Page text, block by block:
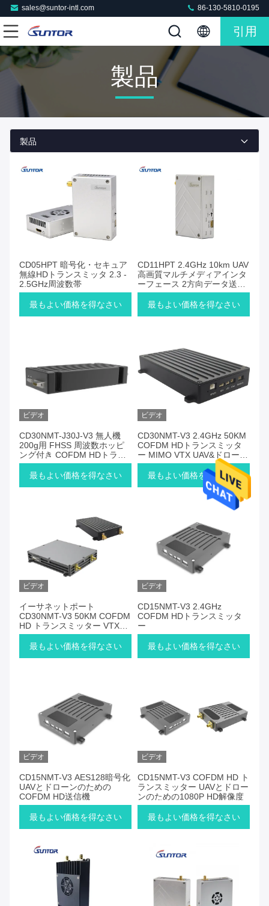
sales@suntor-intl.com 86-130-5810-0195
引用
製品
製品
CD05HPT 暗号化・セキュア
無線HDトランスミッタ 2.3 -
2.5GHz周波数帯
最もよい価格を得なさい
CD11HPT 2.4GHz 10km UAV
高画質マルチメディアインタ
ーフェース 2方向データ送信
を持つ無線トランスミッター
最もよい価格を得なさい
ビデオ
CD30NMT-J30J-V3 無人機
200g用 FHSS 周波数ホッピ
ング付き COFDM HDトラン
スミッター
最もよい価格を得なさい
ビデオ
CD30NMT-V3 2.4GHz 50KM
COFDM HDトランスミッタ
ー MIMO VTX UAV&ドローン
用
最もよい価格を得なさい
ビデオ
イーサネットポート
CD30NMT-V3 50KM COFDM
HD トランスミッター VTX
UAV ドローン 軽量
最もよい価格を得なさい
ビデオ
CD15NMT-V3 2.4GHz
COFDM HDトランスミッタ
ー
最もよい価格を得なさい
ビデオ
CD15NMT-V3 AES128暗号化
UAVとドローンのための
COFDM HD送信機
最もよい価格を得なさい
ビデオ
CD15NMT-V3 COFDM HD ト
ランスミッター UAVとドロー
ンのための1080P HD解像度
最もよい価格を得なさい